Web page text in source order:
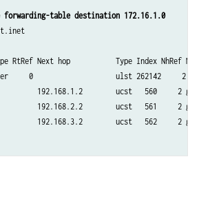
{
forwarding-table destination 172.16.1.0
RtRef Next hop           Type Index NhRef
0                    ulst 262142     2
192.168.1.2        ucst   560     2
192.168.2.2        ucst   561     2
192.168.3.2        ucst   562     2